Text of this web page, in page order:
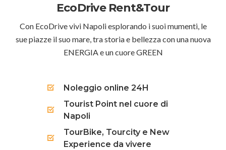
EcoDrive Rent&Tour
Con EcoDrive vivi Napoli esplorando i suoi mumenti, le
sue piazze il suo mare, tra storia e bellezza con una nuova
ENERGIA e un cuore GREEN
Noleggio online 24H
Tourist Point nel cuore di
Napoli
TourBike, Tourcity e New
Experience da vivere